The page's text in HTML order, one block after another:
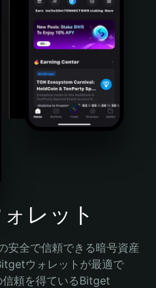
レット
安全で信頼できる暗号資産
ウォレットが最適で
頼を得ているBitget